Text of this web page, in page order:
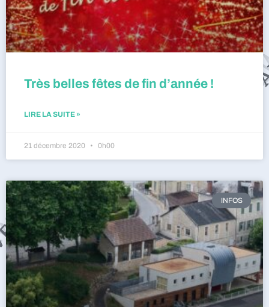
Très belles fêtes de fin d’année !
LIRE LA SUITE »
21 décembre 2020 0h00
INFOS